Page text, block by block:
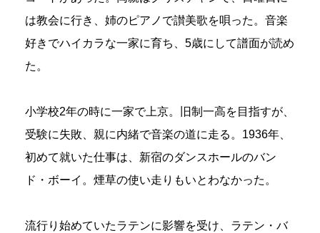
は教会に行き、姉のピアノで讃美歌を唄った。音楽
好きでハイカラな一家に育ち、5歳にして譜面が読め
た。
小学校2年の時に一家で上京。旧制一高を目指すが、
受験に失敗、親に内緒で音楽の道に走る。1936年、
初めて就いた仕事は、新宿のダンスホールのバン
ド・ボーイ。煙草の使い走りもいとわなかった。
流行り始めていたラテンに影響を受け、ラテン・バ